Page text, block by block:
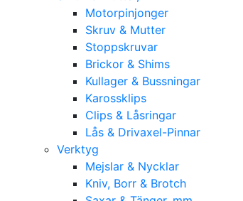
Motorpinjonger
Skruv & Mutter
Stoppskruvar
Brickor & Shims
Kullager & Bussningar
Karossklips
Clips & Låsringar
Lås & Drivaxel-Pinnar
Verktyg
Mejslar & Nycklar
Kniv, Borr & Brotch